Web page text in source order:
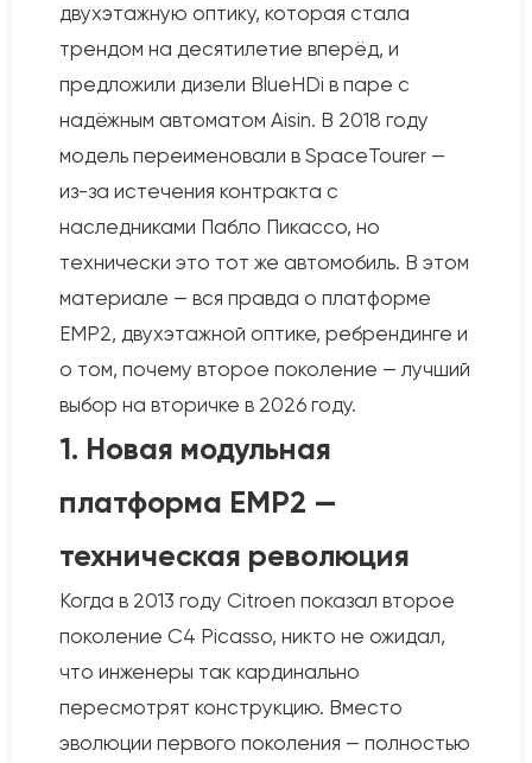
двухэтажную оптику, которая стала
трендом на десятилетие вперёд, и
предложили дизели BlueHDi в паре с
надёжным автоматом Aisin. В 2018 году
модель переименовали в SpaceTourer —
из-за истечения контракта с
наследниками Пабло Пикассо, но
технически это тот же автомобиль. В этом
материале — вся правда о платформе
EMP2, двухэтажной оптике, ребрендинге и
о том, почему второе поколение — лучший
выбор на вторичке в 2026 году.
1. Новая модульная
платформа EMP2 —
техническая революция
Когда в 2013 году Citroen показал второе
поколение C4 Picasso, никто не ожидал,
что инженеры так кардинально
пересмотрят конструкцию. Вместо
эволюции первого поколения — полностью